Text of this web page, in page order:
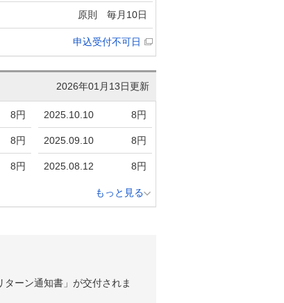
原則 毎月10日
申込受付不可日
2026年01月13日更新
8円
8円
8円
2025.10.10 8円
2025.09.10 8円
2025.08.12 8円
もっと見る
ーン通知書」が交付されま